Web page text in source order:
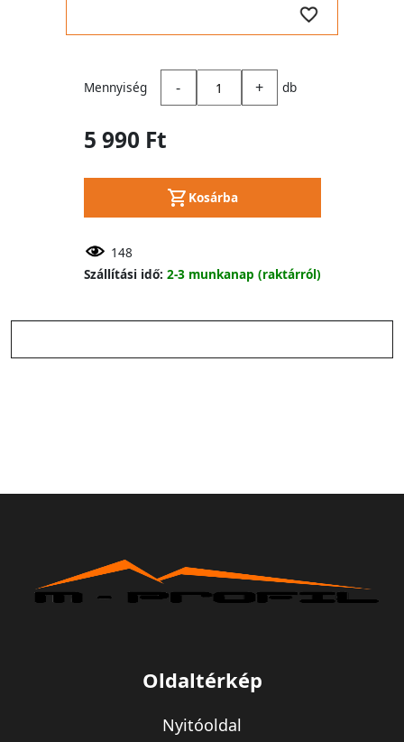
Mennyiség - + db
5 990 Ft
Kosárba
148
Szállítási idő: 2-3 munkanap (raktárról)
Oldaltérkép
Nyitóoldal